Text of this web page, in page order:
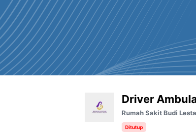
Driver
Rumah Sakit Budi
Ditutup